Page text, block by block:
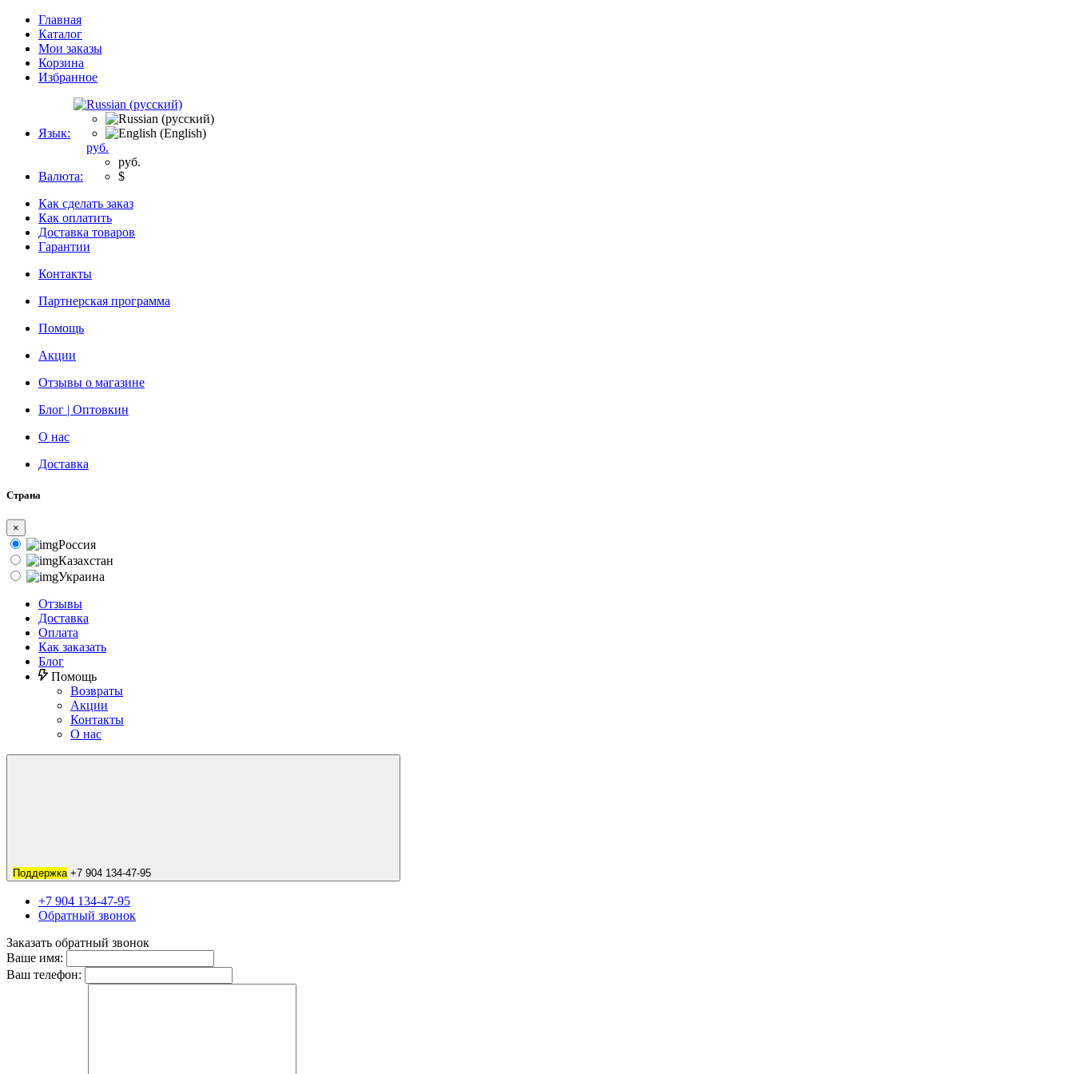
Главная
Каталог
Мои заказы
Корзина
Избранное
Язык:
Валюта:
руб.
руб.
$
Как сделать заказ
Как оплатить
Доставка товаров
Гарантии
Контакты
Партнерская программа
Помощь
Акции
Отзывы о магазине
Блог | Оптовкин
О нас
Доставка
Страна
×
Россия
Казахстан
Украина
Отзывы
Доставка
Оплата
Как заказать
Блог
Помощь
Возвраты
Акции
Контакты
О нас
Поддержка+7 904 134-47-95
+7 904 134-47-95
Обратный звонок
Заказать обратный звонок
Ваше имя:
Ваш телефон: